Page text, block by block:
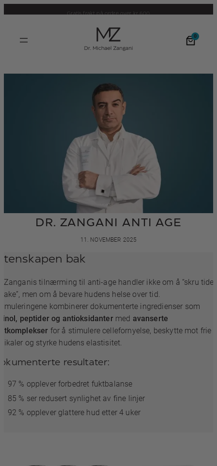
Nyhet! Utviklet av norsk hudlege
0
DR. ZANGANI ANTI AGE
11. NOVEMBER 2025
bak
Zanganis tilnærming til anti-age handler ikke om å “skru
men om å bevare hudens helse over tid.
kombinerer dokumenterte ingredienser som
peptider og antioksidantermed avanserte
for å stimulere cellefornyelse, beskytte mot frie
og styrke hudens elastisitet.
resultater:
97 % opplever forbedret fuktbalanse
85 % ser redusert synlighet av fine linjer
92 % opplever glattere hud etter 4 uker